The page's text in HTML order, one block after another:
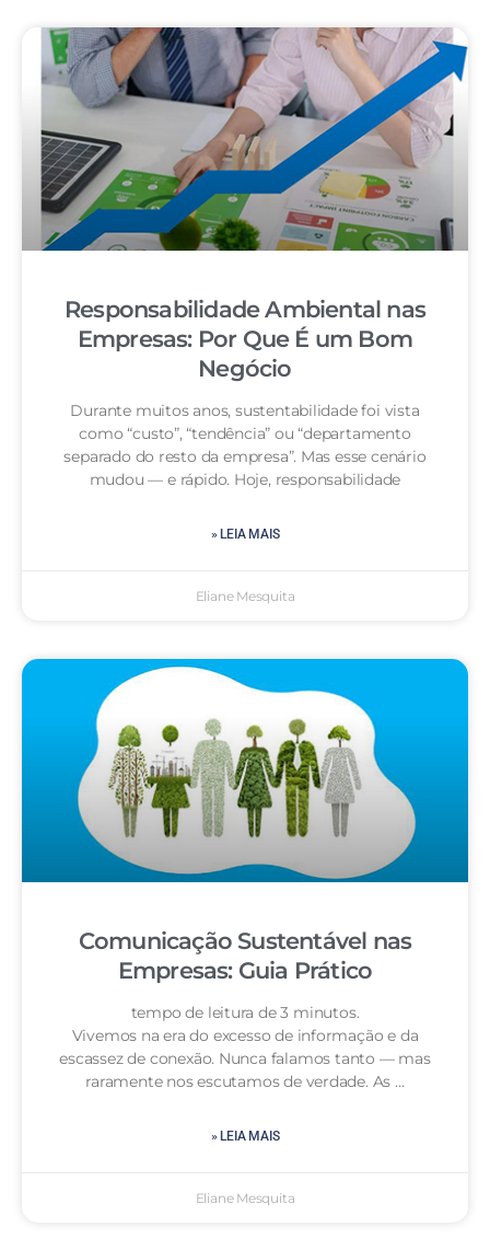
Responsabilidade Ambiental nas
Empresas: Por Que É um Bom
Negócio
Durante muitos anos, sustentabilidade foi vista
como “custo”, “tendência” ou “departamento
separado do resto da empresa”. Mas esse cenário
mudou — e rápido. Hoje, responsabilidade
» LEIA MAIS
Eliane Mesquita
Comunicação Sustentável nas
Empresas: Guia Prático
tempo de leitura de 3 minutos.
Vivemos na era do excesso de informação e da
escassez de conexão. Nunca falamos tanto — mas
raramente nos escutamos de verdade. As …
» LEIA MAIS
Eliane Mesquita